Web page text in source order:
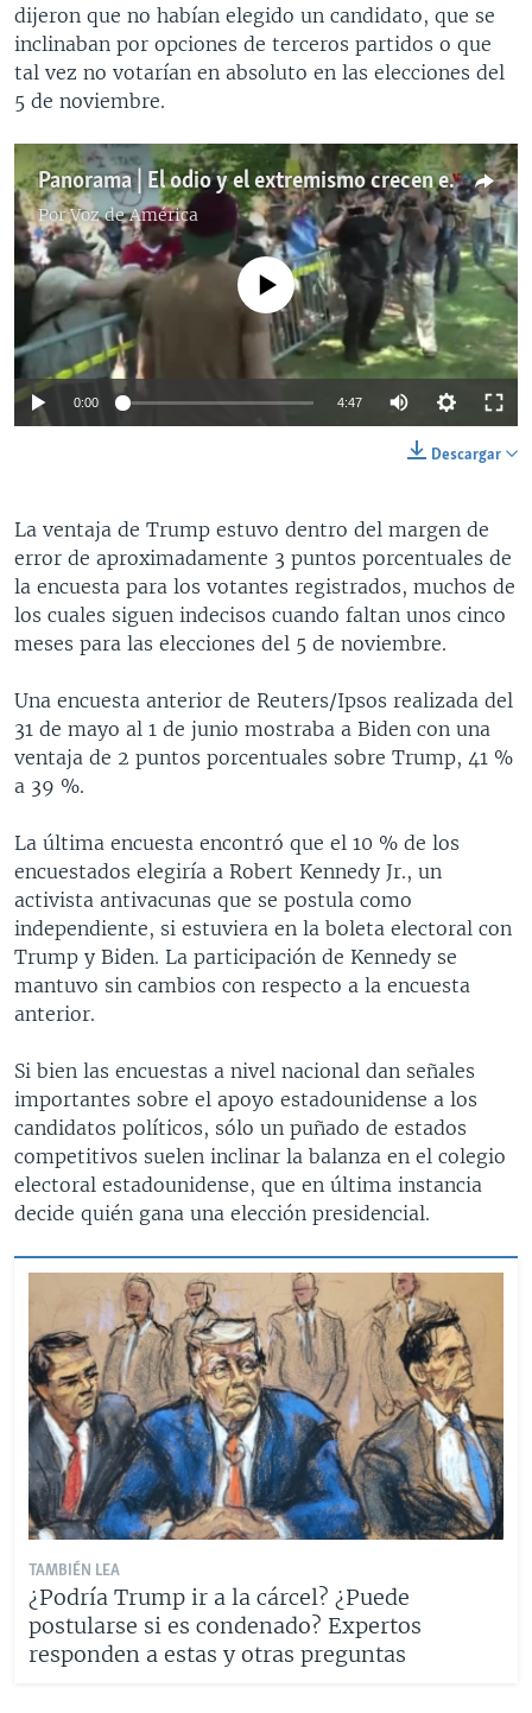
dijeron que no habían elegido un candidato, que se
inclinaban por opciones de terceros partidos o que
tal vez no votarían en absoluto en las elecciones del
5 de noviembre.
Panorama | El odio y el extremismo crecen en EEUU: ¿qué impacto tendrá en las elecciones?
PorVoz de América
No media source currently available
0:00 4:47
Descargar
La ventaja de Trump estuvo dentro del margen de
error de aproximadamente 3 puntos porcentuales de
la encuesta para los votantes registrados, muchos de
los cuales siguen indecisos cuando faltan unos cinco
meses para las elecciones del 5 de noviembre.
Una encuesta anterior de Reuters/Ipsos realizada del
31 de mayo al 1 de junio mostraba a Biden con una
ventaja de 2 puntos porcentuales sobre Trump, 41 %
a 39 %.
La última encuesta encontró que el 10 % de los
encuestados elegiría a Robert Kennedy Jr., un
activista antivacunas que se postula como
independiente, si estuviera en la boleta electoral con
Trump y Biden. La participación de Kennedy se
mantuvo sin cambios con respecto a la encuesta
anterior.
Si bien las encuestas a nivel nacional dan señales
importantes sobre el apoyo estadounidense a los
candidatos políticos, sólo un puñado de estados
competitivos suelen inclinar la balanza en el colegio
electoral estadounidense, que en última instancia
decide quién gana una elección presidencial.
TAMBIÉN LEA
¿Podría Trump ir a la cárcel? ¿Puede
postularse si es condenado? Expertos
responden a estas y otras preguntas